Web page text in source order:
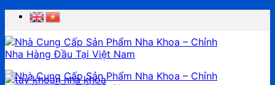
Chuyển
nội
dung